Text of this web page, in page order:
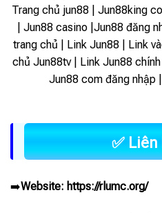
Trang chủ jun88 | Jun88king
| Jun88 casino |Jun88 đăng
trang chủ | Link Jun88 | Link
chủ Jun88tv | Link Jun88
Jun88 com đăng nhập
✅ Liên
➡️Website: https://rlumc.org/